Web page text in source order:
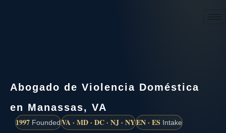
Abogado de Violencia Doméstica
en Manassas, VA
1997 FoundedVA · MD · DC · NJ · NYEN · ES Intake